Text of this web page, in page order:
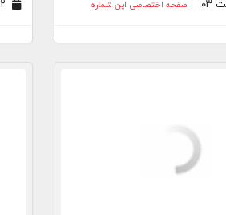
صفحه اختصاصی این شماره